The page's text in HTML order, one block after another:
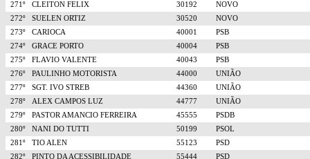
271º
CLEITON FELIX 30192
NOVO
272º
SUELEN ORTIZ 30520
NOVO
273º
CARIOCA 40001
PSB
274º
GRACE PORTO 40004
PSB
275º
FLAVIO VALENTE 40043
PSB
276º
PAULINHO MOTORISTA 44000
UNIÃO
277º
SGT. IVO STREB 44360
UNIÃO
278º
ALEX CAMPOS LUZ 44777
UNIÃO
279º
PASTOR AMANCIO FERREIRA 45555
PSDB
280º
NANI DO TUTTI 50199
PSOL
281º
TIO ALEN 55123
PSD
282º
PINTO DA ACESSIBILIDADE 55444
PSD